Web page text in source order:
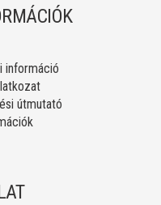
információ
útmutató